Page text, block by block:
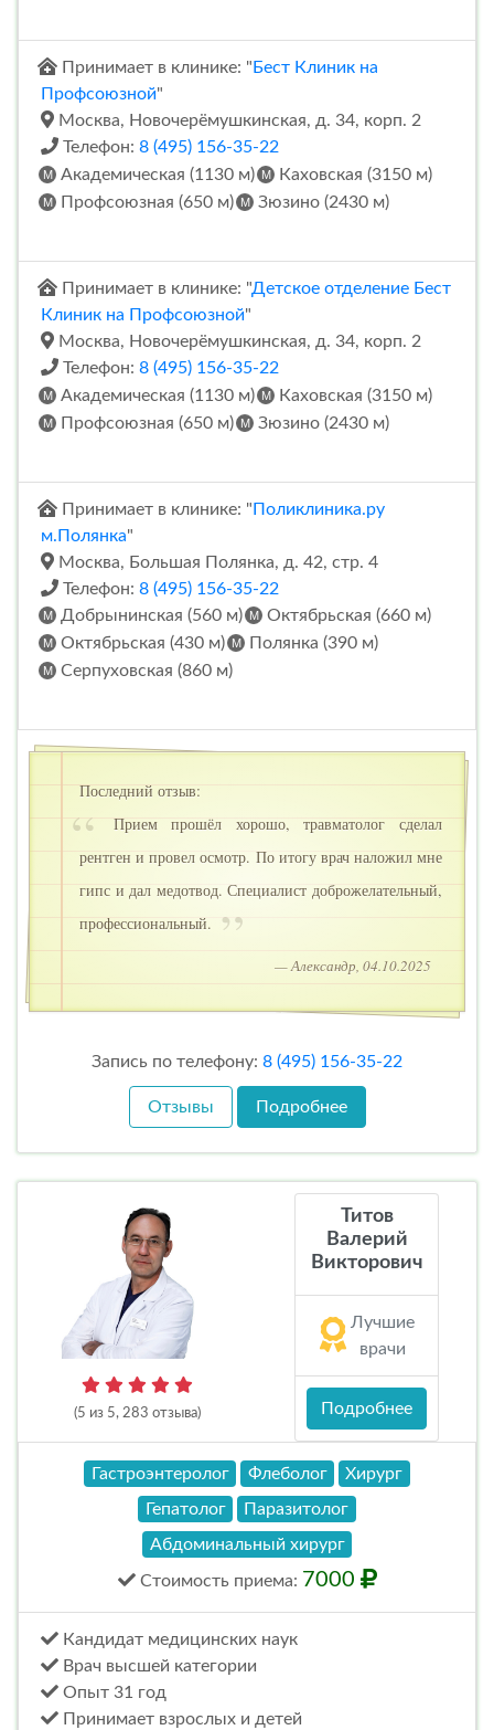
Принимает в клинике: " Бест Клиник на
Профсоюзной"
Москва, Новочерёмушкинская, д. 34, корп. 2
Телефон: 8 (495) 156-35-22
Академическая (1130 м)
Каховская (3150 м)
Профсоюзная (650 м)
Зюзино (2430 м)
Принимает в клинике: "Детское отделение Бест
Клиник на Профсоюзной"
Москва, Новочерёмушкинская, д. 34, корп. 2
Телефон: 8 (495) 156-35-22
Академическая (1130 м)
Каховская (3150 м)
Профсоюзная (650 м)
Зюзино (2430 м)
Принимает в клинике: "Поликлиника.ру
м.Полянка"
Москва, Большая Полянка, д. 42, стр. 4
Телефон: 8 (495) 156-35-22
Добрынинская (560 м)
Октябрьская (660 м)
Октябрьская (430 м)
Полянка (390 м)
Серпуховская (860 м)
Последний отзыв:
Прием прошёл хорошо, травматолог сделал
рентген и провел осмотр. По итогу врач наложил мне
гипс и дал медотвод. Специалист доброжелательный,
профессиональный.
— Александр, 04.10.2025
Запись по телефону: 8 (495) 156-35-22
Отзывы Подробнее
(5 из 5, 283 отзыва)
Титов
Валерий
Викторович
Лучшие
врачи
Подробнее
Гастроэнтеролог Флеболог
Хирург
Гепатолог
Паразитолог
Абдоминальный хирург
Стоимость приема: 7000
Кандидат медицинских наук
Врач высшей категории
Опыт 31 год
Принимает взрослых и детей